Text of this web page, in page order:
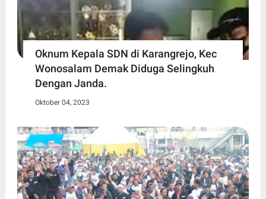
Oknum Kepala SDN di Karangrejo, Kec
Wonosalam Demak Diduga Selingkuh
Dengan Janda.
Oktober 04, 2023